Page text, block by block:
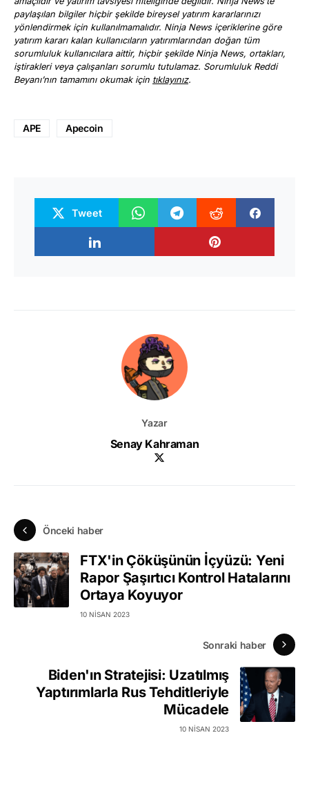
paylaşılan bilgiler hiçbir şekilde bireysel yatırım kararlarınızı
yönlendirmek için kullanılmamalıdır. Ninja News içeriklerine göre
yatırım kararı kalan kullanıcıların yatırımlarından doğan tüm
sorumluluk kullanıcılara aittir, hiçbir şekilde Ninja News, ortakları,
iştirakleri veya çalışanları sorumlu tutulamaz. Sorumluluk Reddi
Beyanı’nın tamamını okumak için tıklayınız.
APE Apecoin
Tweet
Yazar
Senay Kahraman
Önceki haber
FTX'in Çöküşünün İçyüzü: Yeni
Rapor Şaşırtıcı Kontrol Hatalarını
Ortaya Koyuyor
10 NISAN 2023
Sonraki haber
Biden'ın Stratejisi: Uzatılmış
Yaptırımlarla Rus Tehditleriyle
Mücadele
10 NISAN 2023